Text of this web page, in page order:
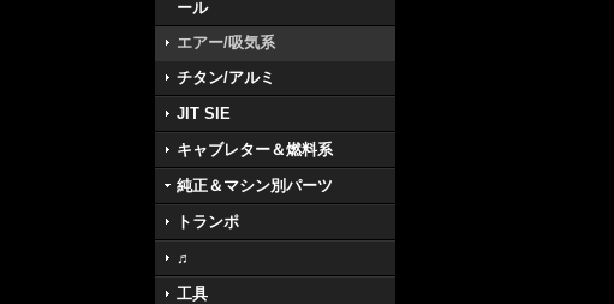
ール
エアー/吸気系
チタン/アルミ
JIT SIE
キャブレター＆燃料系
純正＆マシン別パーツ
トランポ
♬
工具